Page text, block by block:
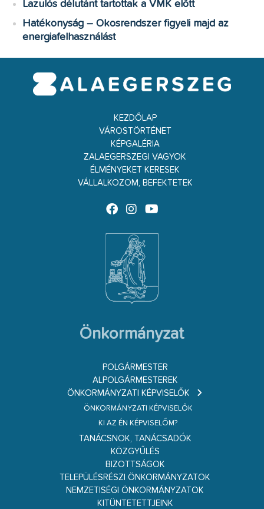
Lazulós délutánt tartottak a VMK előtt
Hatékonyság – Okosrendszer figyeli majd az
energiafelhasználást
KEZDŐLAP
VÁROSTÖRTÉNET
KÉPGALÉRIA
ZALAEGERSZEGI VAGYOK
ÉLMÉNYEKET KERESEK
VÁLLALKOZOM, BEFEKTETEK
Önkormányzat
POLGÁRMESTER
ALPOLGÁRMESTEREK
ÖNKORMÁNYZATI KÉPVISELŐK
ÖNKORMÁNYZATI KÉPVISELŐK
KI AZ ÉN KÉPVISELŐM?
TANÁCSNOK, TANÁCSADÓK
KÖZGYŰLÉS
BIZOTTSÁGOK
TELEPÜLÉSRÉSZI ÖNKORMÁNYZATOK
NEMZETISÉGI ÖNKORMÁNYZATOK
KITÜNTETETTJEINK